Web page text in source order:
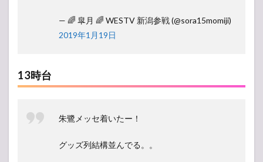
— 🌈 皐月 🌈 WESTV 新潟参戦 (@sora15momiji)
2019年1月19日
13時台
朱鷺メッセ着いたー！
グッズ列結構並んでる。。